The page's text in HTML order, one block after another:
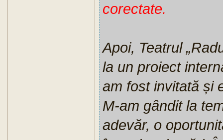
corectate.
Apoi, Teatrul
la un proiect
am fost invitată și
M-am gândit la
adevăr, o